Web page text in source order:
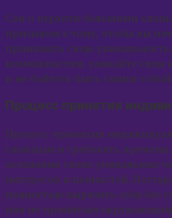
Сон о перхоти большими
призывом к тому, чтобы вы
принимать свою
возможностям, уважайте свои
и не бойтесь быть самим собой.
Процесс принятия
Процесс принятия
сложным и требовать
осознания своих уникальных
интересов и ценностей.
полностью выразить себя без
или не принятым